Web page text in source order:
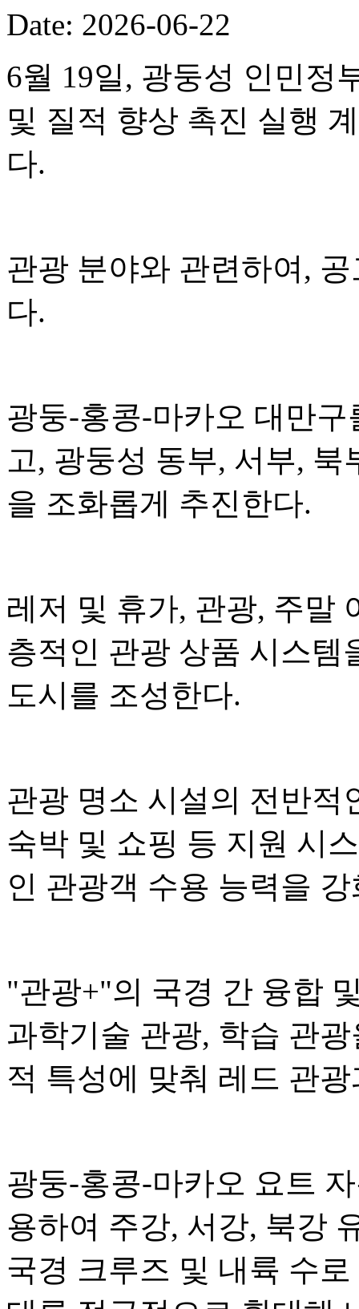
Date: 2026-06-22
6월 19일, 광둥성 인민정
및 질적 향상 촉진 실행
다.
관광 분야와 관련하여,
다.
광둥-홍콩-마카오 대만
고, 광둥성 동부, 서부,
을 조화롭게 추진한다.
레저 및 휴가, 관광, 주말
층적인 관광 상품 시스템
도시를 조성한다.
관광 명소 시설의 전반적
숙박 및 쇼핑 등 지원 시
인 관광객 수용 능력을
"관광+"의 국경 간 융합
과학기술 관광, 학습 관
적 특성에 맞춰 레드 관
광둥-홍콩-마카오 요트
용하여 주강, 서강, 북강
국경 크루즈 및 내륙 수